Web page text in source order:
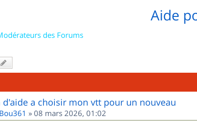
Aide
des Forums
d'aide a choisir mon vtt pour un nouveau
» 08 mars 2026, 01:02